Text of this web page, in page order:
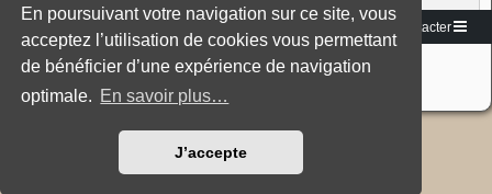
En poursuivant votre navigation sur ce site, vous
acceptez l’utilisation de cookies vous permettant
de bénéficier d’une expérience de navigation
optimale. En savoir plus…
J’accepte
Vers le site Accueil du forum Nous contacter
Développé par
® Forum Software © phpBB Limited
Traduction française officielle©Miles Cellar